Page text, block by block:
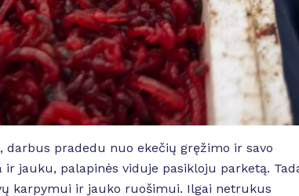
darbus pradedu nuo ekečių gręžimo ir savo
jauku, palapinės viduje pasikloju parketą.
karpymui ir jauko ruošimui. Ilgai netrukus